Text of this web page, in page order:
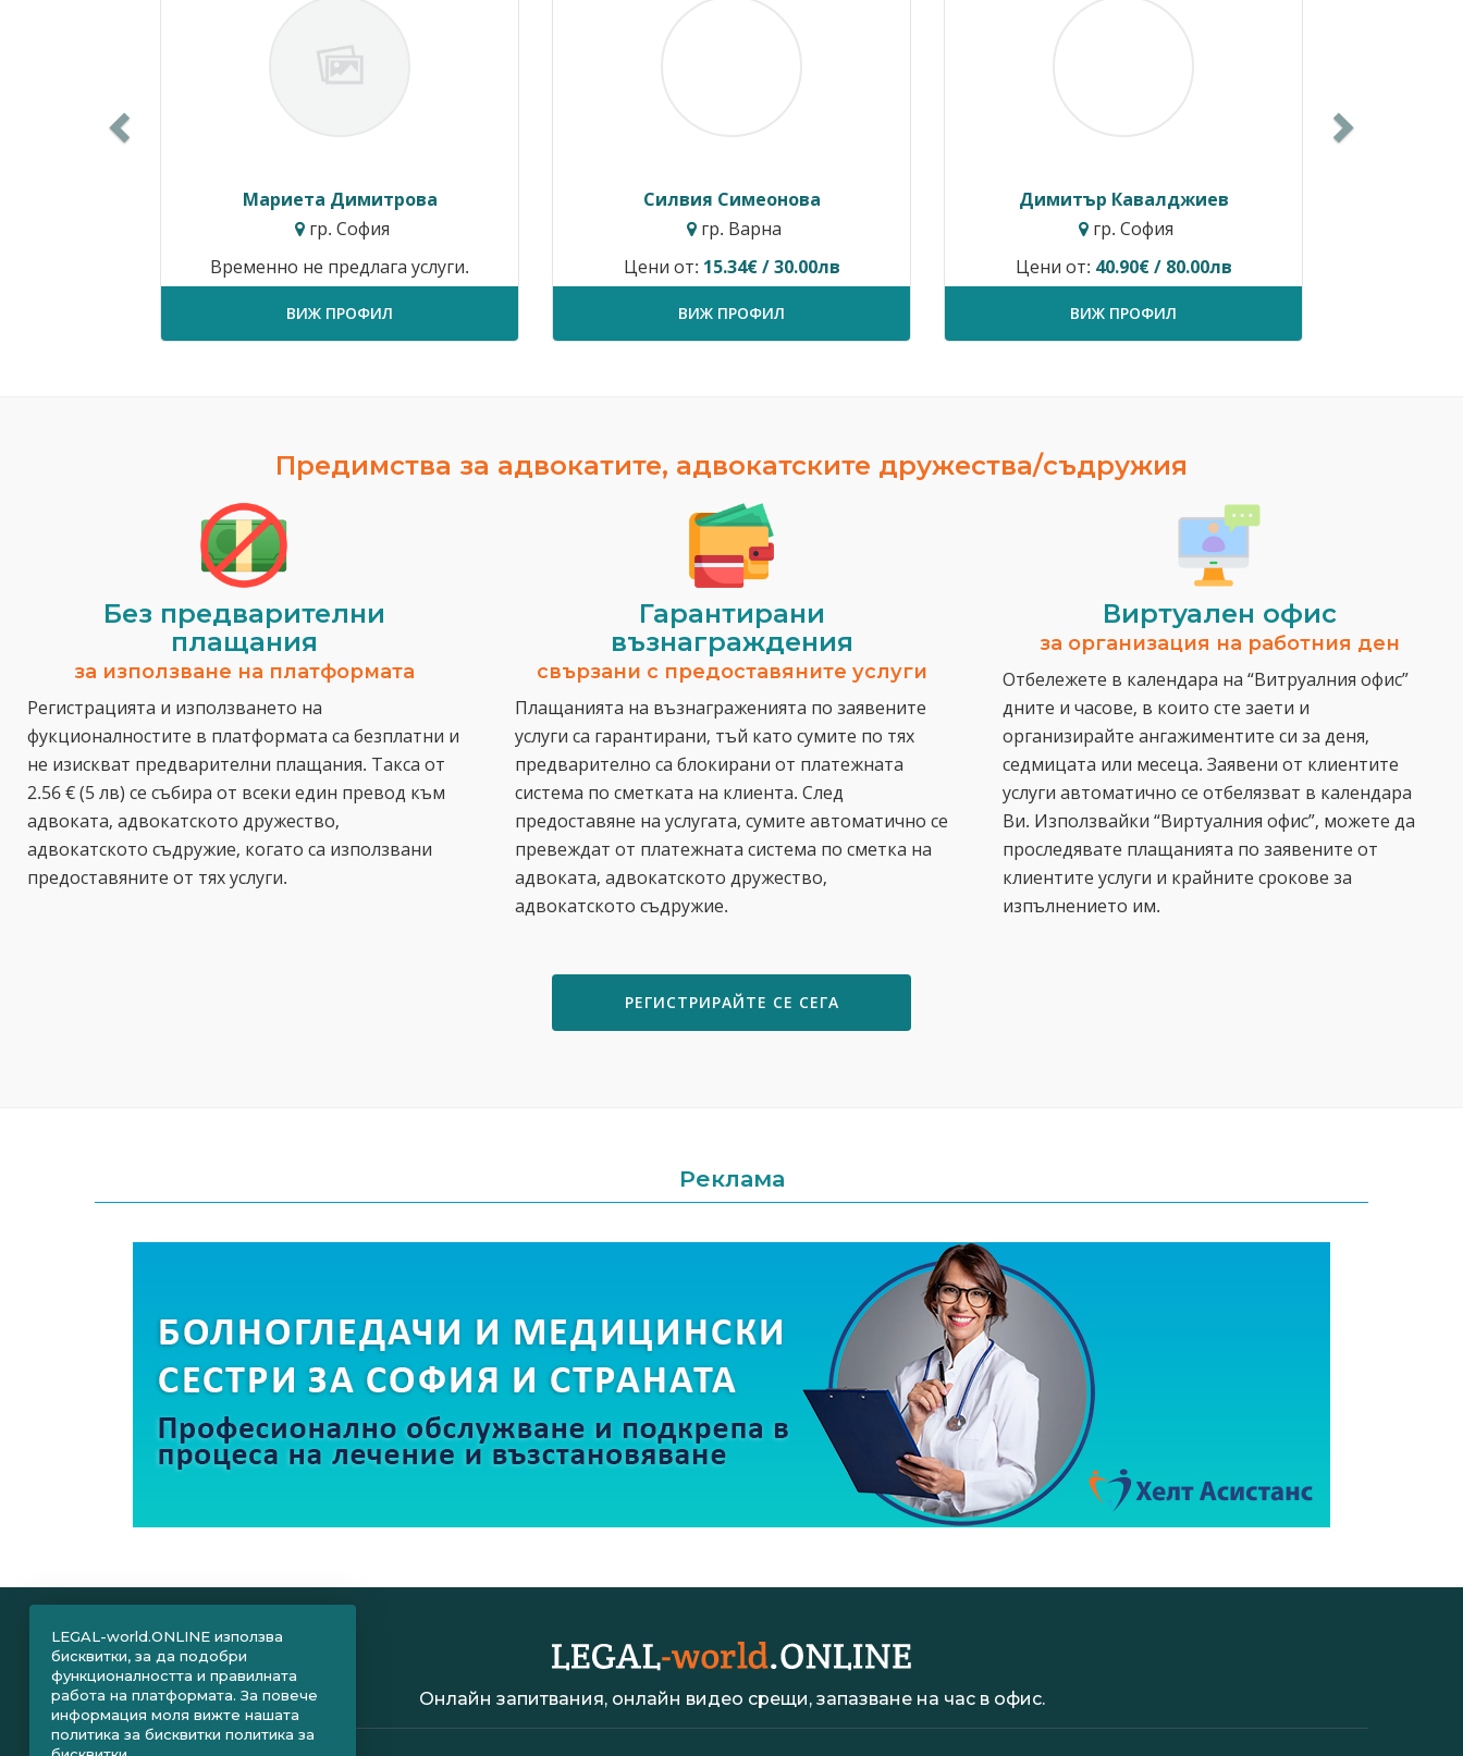
Силвия Симеонова
15.34€ / 30.00лв
Димитър Кавалджиев
40.90€ / 80.00лв
Ивайло Балкански
Временно не предлага услуги.
Предимства за адвокатите, адвокатските дружества/съдружия
Без предварителни
плащания
за използване на платформата
Регистрацията и използването на
фукционалностите в платформата са безплатни и
не изискват предварителни плащания. Такса от
2.56 € (5 лв) се събира от всеки един превод към
адвоката, адвокатското дружество,
адвокатското съдружие, когато са използвани
предоставяните от тях услуги.
Гарантирани
възнаграждения
свързани с предоставяните услуги
Плащанията на възнаграженията по заявените
услуги са гарантирани, тъй като сумите по тях
предварително са блокирани от платежната
система по сметката на клиента. След
предоставяне на услугата, сумите автоматично се
превеждат от платежната система по сметка на
адвоката, адвокатското дружество,
адвокатското съдружие.
Виртуален офис
за организация на работния ден
Отбележете в календара на “Витруалния офис”
дните и часове, в които сте заети и
организирайте ангажиментите си за деня,
седмицата или месеца. Заявени от клиентите
услуги автоматично се отбелязват в календара
Ви. Използвайки “Виртуалния офис”, можете да
проследявате плащанията по заявените от
клиентите услуги и крайните срокове за
изпълнението им.
РЕГИСТРИРАЙТЕ СЕ СЕГА
Реклама
Онлайн запитвания, онлайн видео срещи, запазване на час в офис.
LEGAL-world.ONLINE използва
бисквитки, за да подобри
функционалността и правилната
работа на платформата. За повече
информация моля вижте нашата
политика за бисквитки политика за